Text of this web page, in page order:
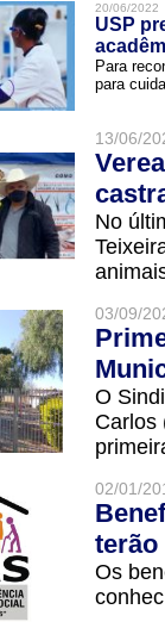
20/06/2022
USP
Para
para
13/06/
No
03/09/
O
Carlos
02/01/
terão
Os